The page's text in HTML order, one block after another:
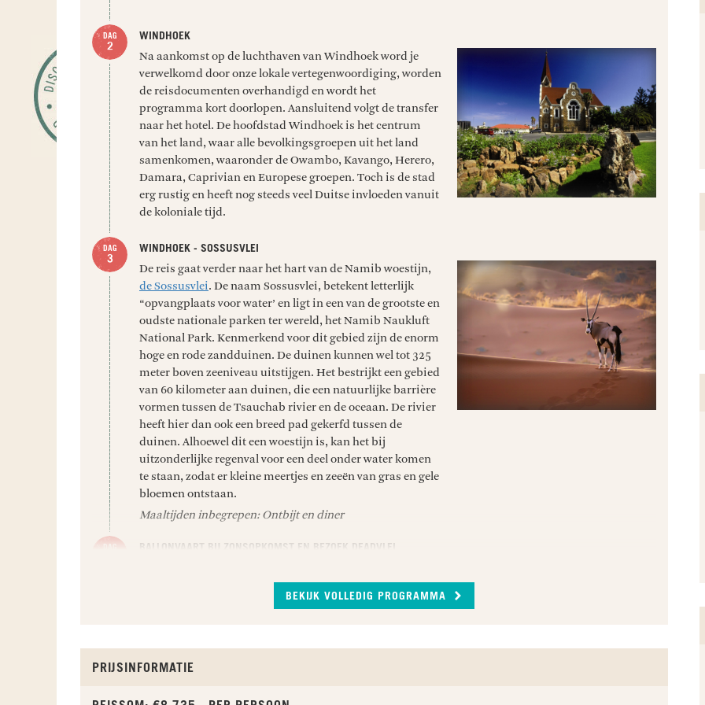
WINDHOEK
Na aankomst op de luchthaven van Windhoek word je
verwelkomd door onze lokale vertegenwoordiging, worden
de reisdocumenten overhandigd en wordt het
programma kort doorlopen. Aansluitend volgt de transfer
naar het hotel. De hoofdstad Windhoek is het centrum
van het land, waar alle bevolkingsgroepen uit het land
samenkomen, waaronder de Owambo, Kavango, Herero,
Damara, Caprivian en Europese groepen. Toch is de stad
erg rustig en heeft nog steeds veel Duitse invloeden vanuit
de koloniale tijd.
WINDHOEK - SOSSUSVLEI
De reis gaat verder naar het hart van de Namib woestijn,
de Sossusvlei. De naam Sossusvlei, betekent letterlijk
“opvangplaats voor water’ en ligt in een van de grootste en
oudste nationale parken ter wereld, het Namib Naukluft
National Park. Kenmerkend voor dit gebied zijn de enorm
hoge en rode zandduinen. De duinen kunnen wel tot 325
meter boven zeeniveau uitstijgen. Het bestrijkt een gebied
van 60 kilometer aan duinen, die een natuurlijke barrière
vormen tussen de Tsauchab rivier en de oceaan. De rivier
heeft hier dan ook een breed pad gekerfd tussen de
duinen. Alhoewel dit een woestijn is, kan het bij
uitzonderlijke regenval voor een deel onder water komen
te staan, zodat er kleine meertjes en zeeën van gras en gele
bloemen ontstaan.
Maaltijden inbegrepen: Ontbijt en diner
ballonvaart bij zonsopkomst. Hangend onder een
heteluchtballon maak je een onvergetelijke tocht door de
bergen van het Namib Naukluft National Park en de
BEKIJK VOLLEDIG PROGRAMMA
PRIJSINFORMATIE